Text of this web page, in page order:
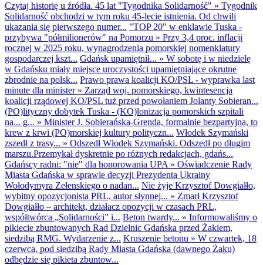
Czytaj historię u źródła. 45 lat "Tygodnika Solidarność" » Tygodnik
Solidarność obchodzi w tym roku 45-lecie istnienia. Od chwili
ukazania się pierwszego numer... "TOP 20" w enklawie Tuska -
przybywa "półmilionerów" na Pomorzu » Przy 3,4 proc. inflacji
rocznej w 2025 roku, wynagrodzenia pomorskiej nomenklatury
gospodarczej kszt... Gdańsk upamiętnił... » W sobotę i w niedzielę
w Gdańsku miały miejsce uroczystości upamiętniające okrutne
zbrodnie na polsk... Prawo prawa koalicji KO/PSL - wyprawka last
minute dla minister» Zarząd woj. pomorskiego, kwintesencja
koalicji rządowej KO/PSL tuż przed powołaniem Jolanty Sobieran...
(PO)lityczny dobytek Tuska - (KO)lonizacja pomorskich szpitali
na... g... » Minister J. Sobierańska-Grenda, formalnie bezpartyjna, to
krew z krwi (PO)morskiej kultury polityczn... Włodek Szymański
zszedł z trasy... » Odszedł Włodek Szymański. Odszedł po długim
marszu.Przemykał dyskretnie po różnych redakcjach, gdańs...
Gdańscy radni: "nie" dla honorowania UPA » Oświadczenie Rady
Miasta Gdańska w sprawie decyzji Prezydenta Ukrainy
Wołodymyra Zełenskiego o nadan... Nie żyje Krzysztof Dowgiałło,
wybitny opozycjonista PRL, autor słynnej... » Zmarł Krzysztof
Dowgiałło – architekt, działacz opozycji w czasach PRL,
współtwórca „Solidarności” i... Beton twardy... » Informowaliśmy o
pikiecie zbuntowanych Rad Dzielnic Gdańska przed Żakiem,
siedzibą RMG. Wydarzenie z... Kruszenie betonu » W czwartek, 18
czerwca, pod siedzibą Rady Miasta Gdańska (dawnego Żaku)
odbędzie się pikieta zbuntow...